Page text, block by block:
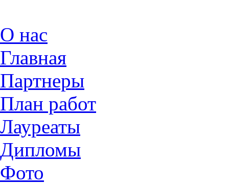
О нас
Главная
Партнеры
План работ
Лауреаты
Дипломы
Фото